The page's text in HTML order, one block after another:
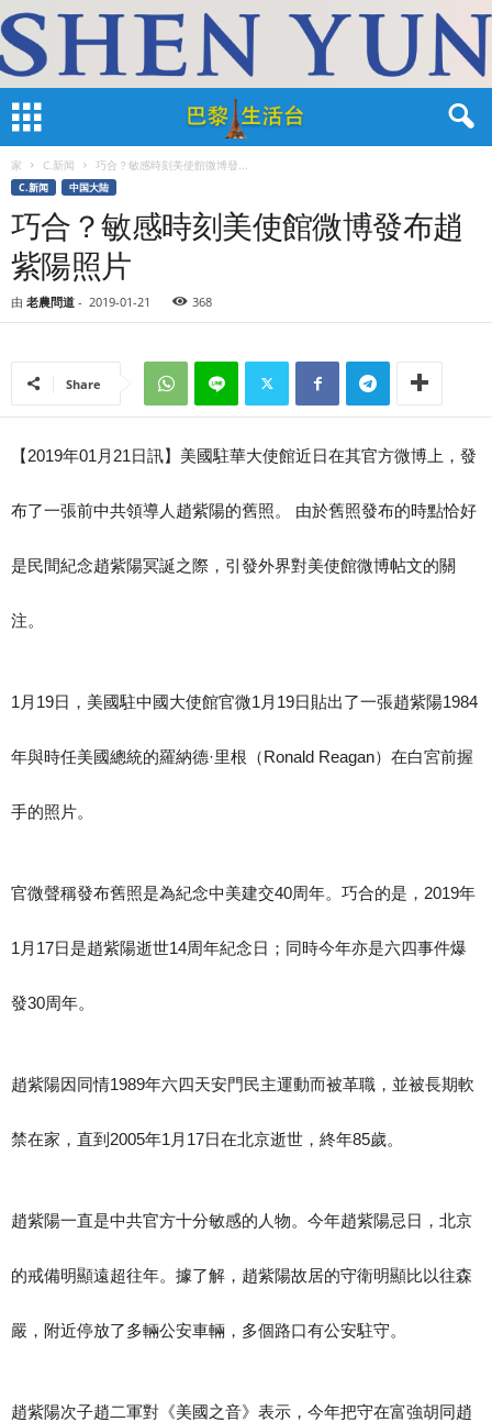
家 C.新闻 巧合？敏感時刻美使館微博發...
C.新闻 中国大陆
巧合？敏感時刻美使館微博發布趙
紫陽照片
由 老農問道 - 2019-01-21 368
Share
【2019年01月21日訊】美國駐華大使館近日在其官方微博上，發
布了一張前中共領導人趙紫陽的舊照。 由於舊照發布的時點恰好
是民間紀念趙紫陽冥誕之際，引發外界對美使館微博帖文的關
注。
1月19日，美國駐中國大使館官微1月19日貼出了一張趙紫陽1984
年與時任美國總統的羅納德·里根（Ronald Reagan）在白宮前握
手的照片。
官微聲稱發布舊照是為紀念中美建交40周年。巧合的是，2019年
1月17日是趙紫陽逝世14周年紀念日；同時今年亦是六四事件爆
發30周年。
趙紫陽因同情1989年六四天安門民主運動而被革職，並被長期軟
禁在家，直到2005年1月17日在北京逝世，終年85歲。
趙紫陽一直是中共官方十分敏感的人物。今年趙紫陽忌日，北京
的戒備明顯遠超往年。據了解，趙紫陽故居的守衛明顯比以往森
嚴，附近停放了多輛公安車輛，多個路口有公安駐守。
趙紫陽次子趙二軍對《美國之音》表示，今年把守在富強胡同趙